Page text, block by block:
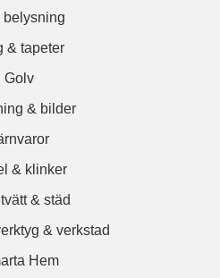
belysning
& tapeter
Golv
& bilder
& klinker
& städ
& verkstad
Hem